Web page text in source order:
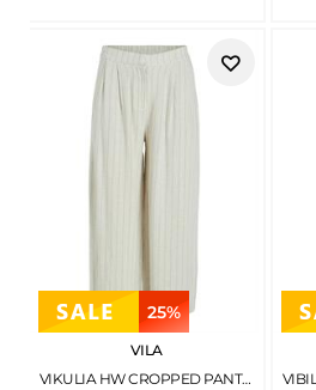
25%
VILA
VIKULIA HW CROPPED PANTS NATURAL MELANGE